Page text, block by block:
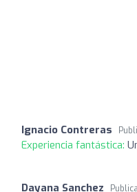
Ignacio Contreras
Experiencia fantástica:
Dayana Sanchez